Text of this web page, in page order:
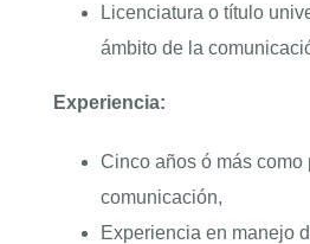
Licenciatura o título
ámbito de la
Experiencia:
Cinco años ó más como
comunicación,
Experiencia en manejo